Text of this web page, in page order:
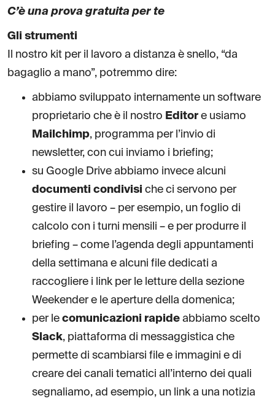
C’è una prova gratuita per te
Gli strumenti
Il nostro kit per il lavoro a distanza è snello, “da
bagaglio a mano”, potremmo dire:
abbiamo sviluppato internamente un software
proprietario che è il nostro Editor e usiamo
Mailchimp, programma per l’invio di
newsletter, con cui inviamo i briefing;
su Google Drive abbiamo invece alcuni
documenti condivisi che ci servono per
gestire il lavoro – per esempio, un foglio di
calcolo con i turni mensili – e per produrre il
briefing – come l’agenda degli appuntamenti
della settimana e alcuni file dedicati a
raccogliere i link per le letture della sezione
Weekender e le aperture della domenica;
per le comunicazioni rapide abbiamo scelto
Slack, piattaforma di messaggistica che
permette di scambiarsi file e immagini e di
creare dei canali tematici all’interno dei quali
segnaliamo, ad esempio, un link a una notizia